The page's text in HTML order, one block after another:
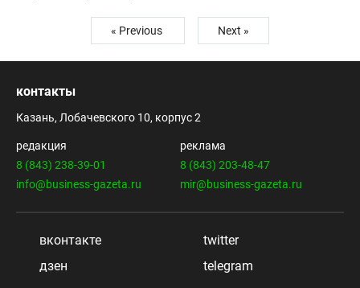
« Previous Next »
контакты
Казань, Лобачевского 10, корпус 2
редакция
8 (843) 238-39-01
info@business-gazeta.ru
реклама
8 (843) 203-48-47
mir@business-gazeta.ru
вконтакте
twitter
дзен
telegram